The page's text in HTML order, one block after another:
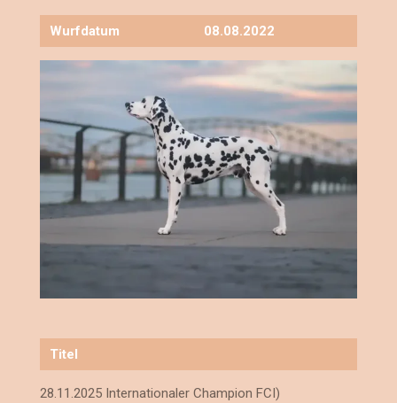
Wurfdatum 08.08.2022
Titel
28.11.2025 Internationaler Champion FCI)